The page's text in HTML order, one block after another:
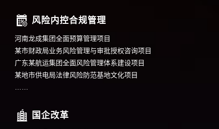
风险内控合规管理
河南龙成集团全面预算管理项目
某市财政局业务风险管理与审批授权咨询项目
广东某航运集团全面风险管理体系建设项目
某地市供电局法律风险防范基地文化项目
国企改革